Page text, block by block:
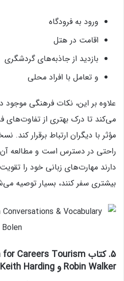
ورود به فرودگاه
اقامت در هتل
بازدید از جاذبه‌های گردشگری
و تعامل با افراد محلی
علاوه بر این، نکات فرهنگی موجود
می‌کند تا درک بهتری از تفاوت‌های
مؤثر با دیگران ارتباط برقرار
راحتی در دسترس است و مطالعه
دارند مهارت‌های زبانی خود را
بیشتری سفر کنند، بسیار توصیه
Robin Walker و Keith Harding